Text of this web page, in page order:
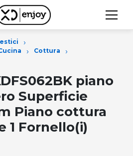
›
› Cottura ›
piano
Superficie
Piano cottura
1 Fornello(i)